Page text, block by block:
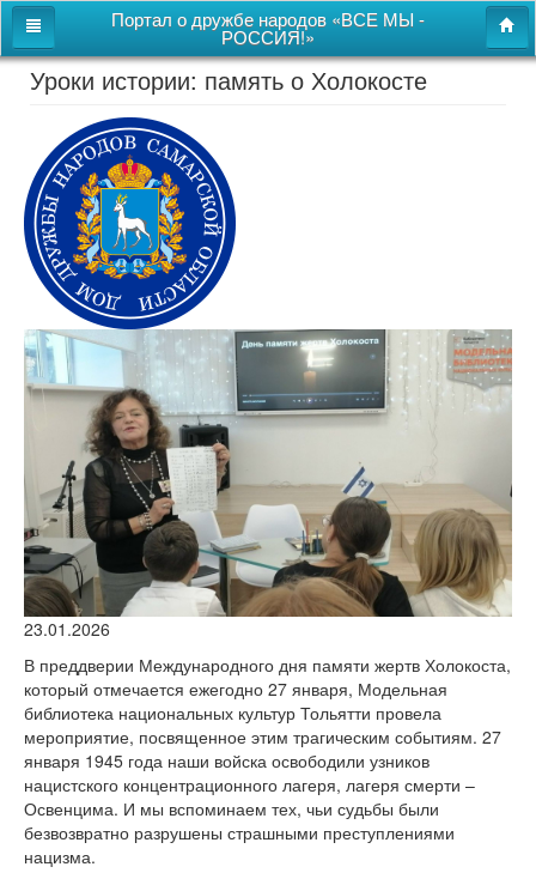
Портал о дружбе народов «ВСЕ МЫ -
РОССИЯ!»
Главная
Дом дружбы народов
Новости
СВОи
Этнокультурная карта
Казачий центр
Детям
Видео
Поиск
Карта сайта
Перейти к полной
версии сайта
Уроки истории: память о Холокосте
23.01.2026
В преддверии Международного дня памяти жертв Холокоста,
который отмечается ежегодно 27 января, Модельная
библиотека национальных культур Тольятти провела
мероприятие, посвященное этим трагическим событиям. 27
января 1945 года наши войска освободили узников
нацистского концентрационного лагеря, лагеря смерти –
Освенцима. И мы вспоминаем тех, чьи судьбы были
безвозвратно разрушены страшными преступлениями
нацизма.